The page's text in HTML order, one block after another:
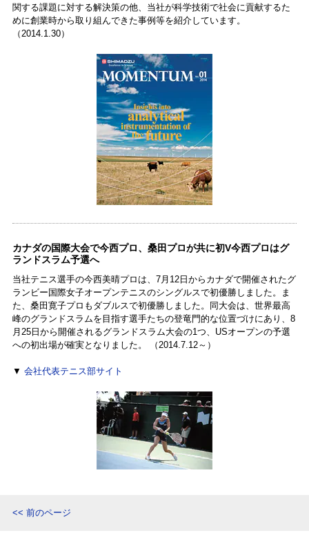
関する課題に対する解決策の他、当社が科学技術で社会に貢献するた
めに創業時から取り組んできた事例等を紹介しています。
（2014.1.30）
カナダの国際大会で今西プロ、桑田プロが共に初V今西プロはグ
ランドスラム予選へ
当社テニス選手の今西美晴プロは、7月12日からカナダで開催されたグ
ランビー国際女子オープンテニスのシングルスで初優勝しました。ま
た、桑田寛子プロもダブルスで初優勝しました。同大会は、世界最高
峰のグランドスラムを目指す選手たちの登竜門的な位置づけにあり、8
月25日から開催されるグランドスラム大会の1つ、USオープンの予選
への初出場が確実となりました。 （2014.7.12～）
▼ 会社代表テニス部サイト
<< 前のページ